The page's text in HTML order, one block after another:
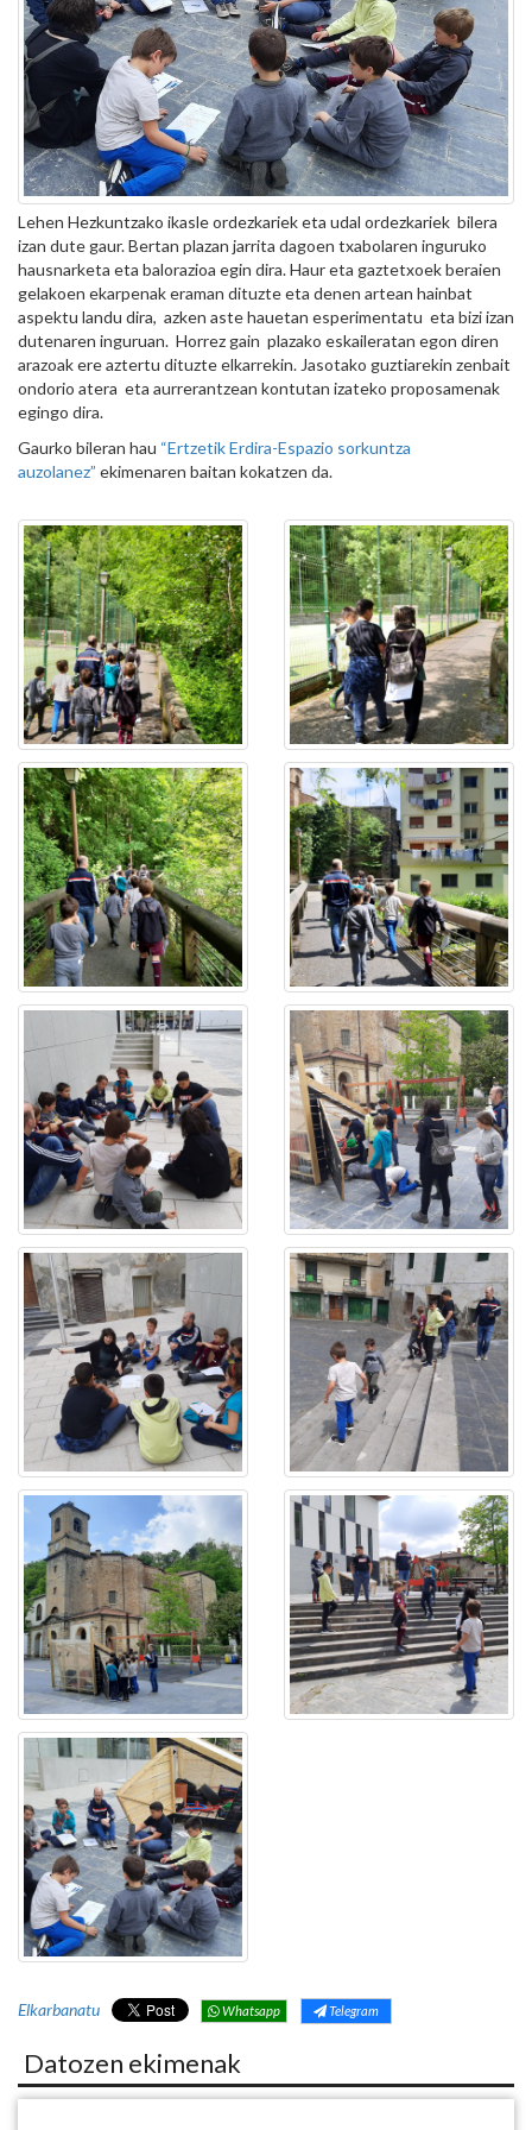
Lehen Hezkuntzako ikasle ordezkariek eta udal ordezkariek bilera
izan dute gaur. Bertan plazan jarrita dagoen txabolaren inguruko
hausnarketa eta balorazioa egin dira. Haur eta gaztetxoek beraien
gelakoen ekarpenak eraman dituzte eta denen artean hainbat
aspektu landu dira, azken aste hauetan esperimentatu eta bizi izan
dutenaren inguruan. Horrez gain plazako eskaileratan egon diren
arazoak ere aztertu dituzte elkarrekin. Jasotako guztiarekin zenbait
ondorio atera eta aurrerantzean kontutan izateko proposamenak
egingo dira.
Gaurko bileran hau “Ertzetik Erdira-Espazio sorkuntza
auzolanez” ekimenaren baitan kokatzen da.
Elkarbanatu Whatsapp Telegram
Datozen ekimenak